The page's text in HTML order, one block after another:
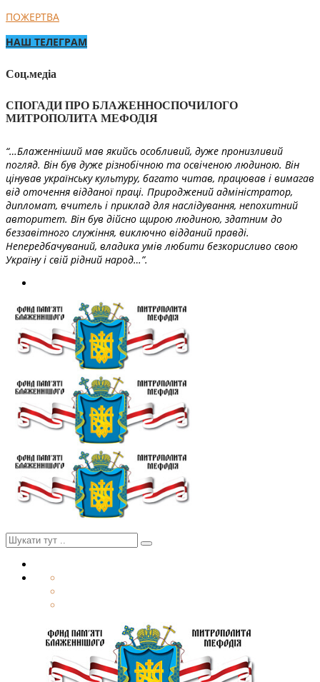
ПОЖЕРТВА
НАШ ТЕЛЕГРАМ
Соц.медіа
СПОГАДИ ПРО БЛАЖЕННОСПОЧИЛОГО
МИТРОПОЛИТА МЕФОДІЯ
“…Блаженніший мав якийсь особливий, дуже пронизливий
погляд. Він був дуже різнобічною та освіченою людиною. Він
цінував українську культуру, багато читав, працював і вимагав
від оточення відданої праці. Природжений адміністратор,
дипломат, вчитель і приклад для наслідування, непохитний
авторитет. Він був дійсно щирою людиною, здатним до
беззавітного служіння, виключно відданий правді.
Непередбачуваний, владика умів любити безкорисливо свою
Україну і свій рідний народ…”.